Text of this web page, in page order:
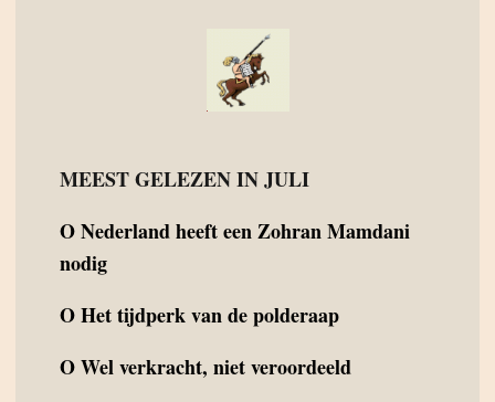
MEEST GELEZEN IN JULI
ONederland heeft een Zohran Mamdani
nodig
OHet tijdperk van de polderaap
OWel verkracht, niet veroordeeld